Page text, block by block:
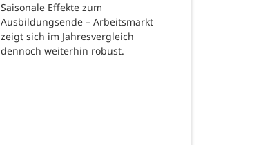
Saisonale Effekte zum
Ausbildungsende – Arbeitsmarkt
zeigt sich im Jahresvergleich
dennoch weiterhin robust.